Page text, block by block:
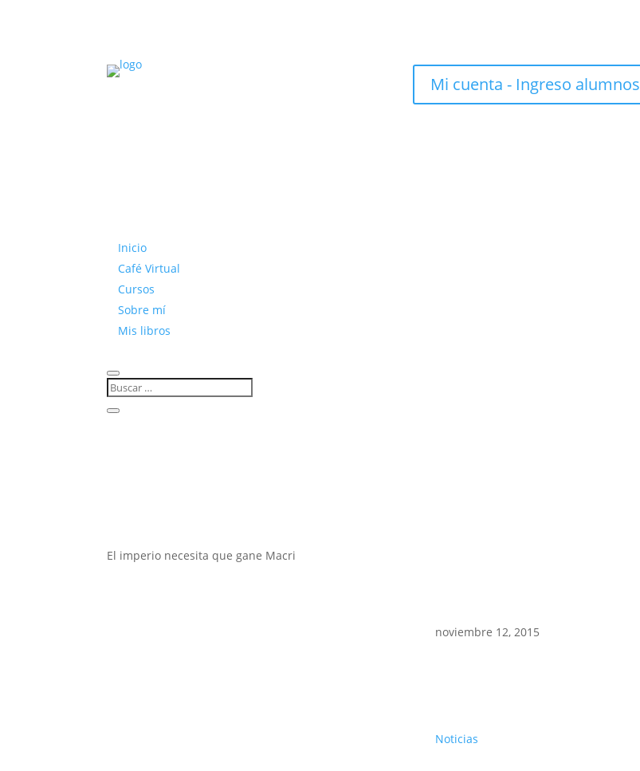
Mi cuenta - Ingreso alumnos
Inicio
Café Virtual
Cursos
Sobre mí
Mis libros
El imperio necesita que gane Macri
noviembre 12, 2015
Noticias